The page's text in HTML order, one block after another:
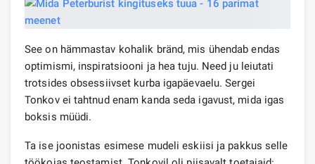
See on hämmastav kohalik bränd, mis ühendab endas
optimismi, inspiratsiooni ja hea tuju. Need ju leiutati
trotsides obsessiivset kurba igapäevaelu. Sergei
Tonkov ei tahtnud enam kanda seda igavust, mida igas
boksis müüdi.
Ta ise joonistas esimese mudeli eskiisi ja pakkus selle